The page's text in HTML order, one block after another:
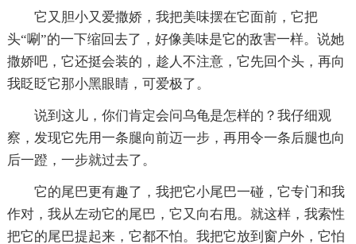
它又胆小又爱撒娇，我把美味摆在它面前，它把
头“唰”的一下缩回去了，好像美味是它的敌害一样。说她
撒娇吧，它还挺会装的，趁人不注意，它先回个头，再向
我眨眨它那小黑眼睛，可爱极了。
说到这儿，你们肯定会问乌龟是怎样的？我仔细观
察，发现它先用一条腿向前迈一步，再用令一条后腿也向
后一蹬，一步就过去了。
它的尾巴更有趣了，我把它小尾巴一碰，它专门和我
作对，我从左动它的尾巴，它又向右甩。就这样，我索性
把它的尾巴提起来，它都不怕。我把它放到窗户外，它怕